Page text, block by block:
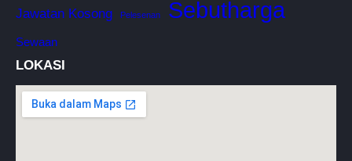
Jawatan Kosong Pelesenan Sebutharga
Sewaan
LOKASI